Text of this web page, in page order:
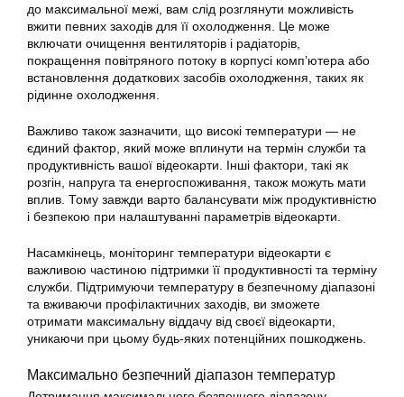
до максимальної межі, вам слід розглянути можливість
вжити певних заходів для її охолодження. Це може
включати очищення вентиляторів і радіаторів,
покращення повітряного потоку в корпусі комп’ютера або
встановлення додаткових засобів охолодження, таких як
рідинне охолодження.
Важливо також зазначити, що високі температури — не
єдиний фактор, який може вплинути на термін служби та
продуктивність вашої відеокарти. Інші фактори, такі як
розгін, напруга та енергоспоживання, також можуть мати
вплив. Тому завжди варто балансувати між продуктивністю
і безпекою при налаштуванні параметрів відеокарти.
Насамкінець, моніторинг температури відеокарти є
важливою частиною підтримки її продуктивності та терміну
служби. Підтримуючи температуру в безпечному діапазоні
та вживаючи профілактичних заходів, ви зможете
отримати максимальну віддачу від своєї відеокарти,
уникаючи при цьому будь-яких потенційних пошкоджень.
Максимально безпечний діапазон температур